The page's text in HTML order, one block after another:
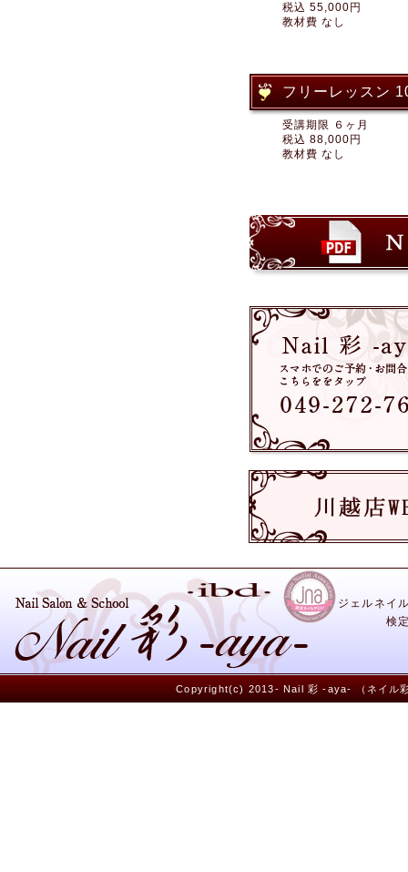
税込 55,000円
教材費 なし
フリーレッスン
受講期限 ６ヶ月
税込 88,000円
教材費 なし
ジェルネイ
検
Copyright(c) 2013- Nail 彩 -aya- （ネイ